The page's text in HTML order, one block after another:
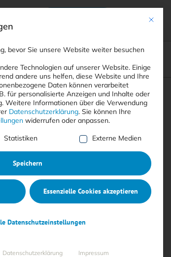
Mit
bevor Sie unsere Website weiter besuchen
Technologien auf unserer Website. Einige
andere uns helfen, diese Website und Ihre
Daten können verarbeitet
für personalisierte Anzeigen und Inhalte oder
Weitere Informationen über die Verwendung
Datenschutzerklärung. Sie können Ihre
widerrufen oder anpassen.
Gruppen, für die eine Einwilligung
Statistiken Externe Medien
Speichern
Essenzielle Cookies akzeptieren
Datenschutzeinstellungen
Datenschutzerklärung Impressum